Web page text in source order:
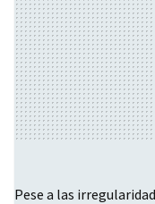
Pese a las